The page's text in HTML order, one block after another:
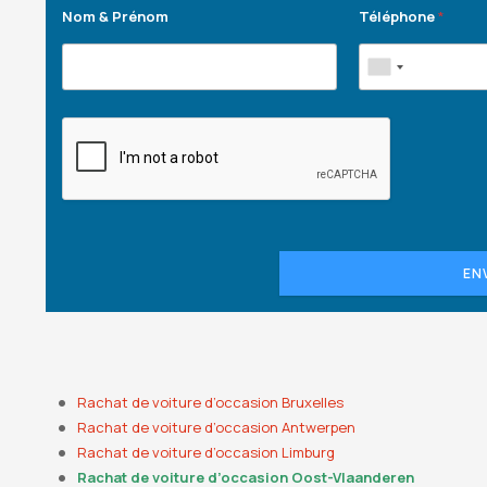
Nom & Prénom Téléphone*
Rachat de voiture d’occasion Bruxelles
Rachat de voiture d’occasion Antwerpen
Rachat de voiture d’occasion Limburg
Rachat de voiture d’occasion Oost-Vlaanderen